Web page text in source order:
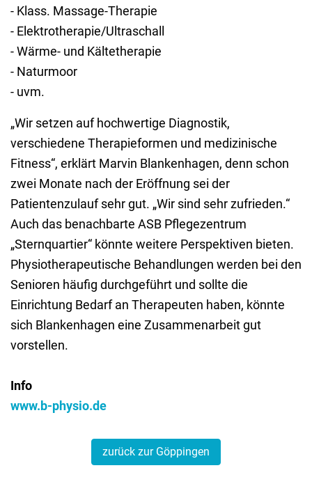
- Klass. Massage-Therapie
- Elektrotherapie/Ultraschall
- Wärme- und Kältetherapie
- Naturmoor
- uvm.
„Wir setzen auf hochwertige Diagnostik,
verschiedene Therapieformen und medizinische
Fitness“, erklärt Marvin Blankenhagen, denn schon
zwei Monate nach der Eröffnung sei der
Patientenzulauf sehr gut. „Wir sind sehr zufrieden.“
Auch das benachbarte ASB Pflegezentrum
„Sternquartier“ könnte weitere Perspektiven bieten.
Physiotherapeutische Behandlungen werden bei den
Senioren häufig durchgeführt und sollte die
Einrichtung Bedarf an Therapeuten haben, könnte
sich Blankenhagen eine Zusammenarbeit gut
vorstellen.
Info
www.b-physio.de
zurück zur Göppingen